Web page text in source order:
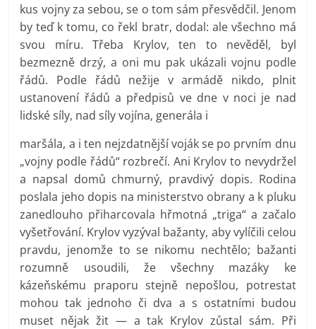
kus vojny za sebou, se o tom sám přesvědčil. Jenom
by teď k tomu, co řekl bratr, dodal: ale všechno má
svou míru. Třeba Krylov, ten to nevěděl, byl
bezmezně drzý, a oni mu pak ukázali vojnu podle
řádů. Podle řádů nežije v armádě nikdo, plnit
ustanovení řádů a předpisů ve dne v noci je nad
lidské síly, nad síly vojína, generála i
maršála, a i ten nejzdatnější voják se po prvním dnu
„vojny podle řádů“ rozbrečí. Ani Krylov to nevydržel
a napsal domů chmurný, pravdivý dopis. Rodina
poslala jeho dopis na ministerstvo obrany a k pluku
zanedlouho přiharcovala hřmotná „triga“ a začalo
vyšetřování. Krylov vyzýval bažanty, aby vylíčili celou
pravdu, jenomže to se nikomu nechtělo; bažanti
rozumně usoudili, že všechny mazáky ke
kázeňskému praporu stejně nepošlou, potrestat
mohou tak jednoho či dva a s ostatními budou
muset nějak žit — a tak Krylov zůstal sám. Při